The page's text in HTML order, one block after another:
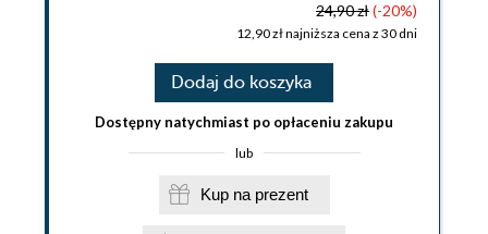
24,90 zł(-20%)
12,90 zł najniższa cena z 30 dni
Dodaj do koszyka
Dostępny natychmiast po opłaceniu zakupu
lub
Kup na prezent